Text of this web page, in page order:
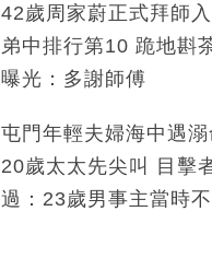
42歲周家蔚正式拜師
弟中排行第10 跪地斟
曝光：多謝師傅
屯門年輕夫婦海中遇
20歲太太先尖叫 目擊
過：23歲男事主當時